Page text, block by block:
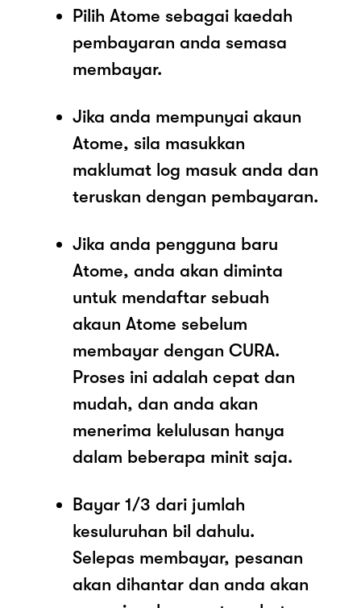
Pilih Atome sebagai kaedah
pembayaran anda semasa
membayar.
Jika anda mempunyai akaun
Atome, sila masukkan
maklumat log masuk anda dan
teruskan dengan pembayaran.
Jika anda pengguna baru
Atome, anda akan diminta
untuk mendaftar sebuah
akaun Atome sebelum
membayar dengan CURA.
Proses ini adalah cepat dan
mudah, dan anda akan
menerima kelulusan hanya
dalam beberapa minit saja.
Bayar 1/3 dari jumlah
kesuluruhan bil dahulu.
Selepas membayar, pesanan
akan dihantar dan anda akan